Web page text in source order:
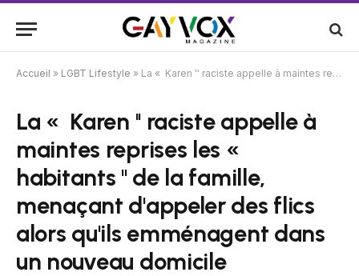
Accueil » LGBT Lifestyle » La « Karen '' raciste appelle à maintes reprises les « habitants '' de la famille, menaçant d'appeler des flics alors qu'ils emménagent dans un nouveau domicile
La « Karen '' raciste appelle à
maintes reprises les «
habitants '' de la famille,
menaçant d'appeler des flics
alors qu'ils emménagent dans
un nouveau domicile